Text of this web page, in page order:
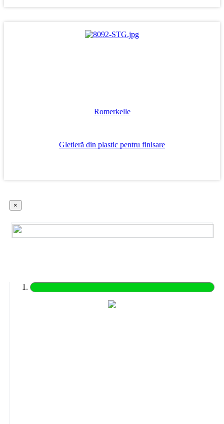
Romerkelle
Gletieră din plastic pentru finisare
×